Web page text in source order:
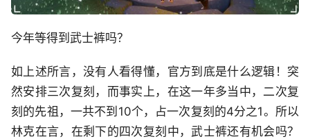
今年等得到武士裤吗？
如上述所言，没有人看得懂，官方到底是什么逻辑！突
然安排三次复刻，而事实上，在这一年多当中，二次复
刻的先祖，一共不到10个，占一次复刻的4分之1。所以
林克在言，在剩下的四次复刻中，武士裤还有机会吗？